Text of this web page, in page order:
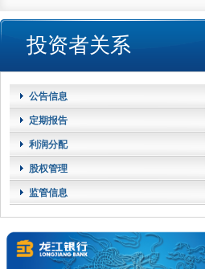
投资者关系
公告信息
定期报告
利润分配
股权管理
监管信息